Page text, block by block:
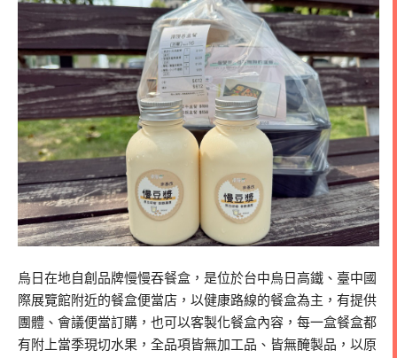
烏日在地自創品牌慢慢吞餐盒，是位於台中烏日高鐵、臺中國
際展覽館附近的餐盒便當店，以健康路線的餐盒為主，有提供
團體、會議便當訂購，也可以客製化餐盒內容，每一盒餐盒都
有附上當季現切水果，全品項皆無加工品、皆無醃製品，以原